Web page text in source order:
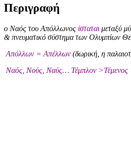
Περιγραφή
ο Ναός του Απόλλωνος ίσταται μεταξύ
& πνευματικό σύστημα των Ολυμπίων
Απόλλων = Απέλλων (δωρική, η
Ναός, Νούς, Ναύς… Τέμπλον >Τέμενος